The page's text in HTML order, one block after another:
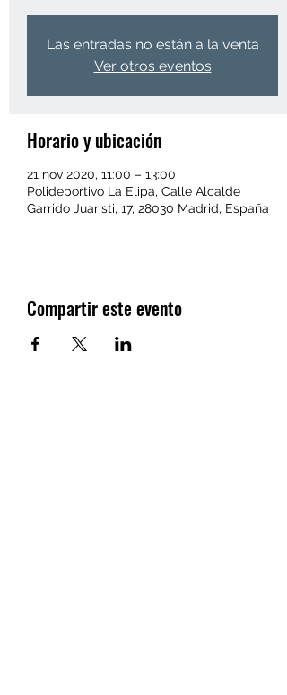
Las entradas no están a la venta
Ver otros eventos
Horario y ubicación
21 nov 2020, 11:00 – 13:00
Polideportivo La Elipa, Calle Alcalde
Garrido Juaristi, 17, 28030 Madrid, España
Compartir este evento